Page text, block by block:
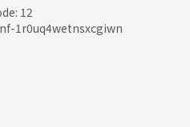
12
1r0uq4wetnsxcgiwn